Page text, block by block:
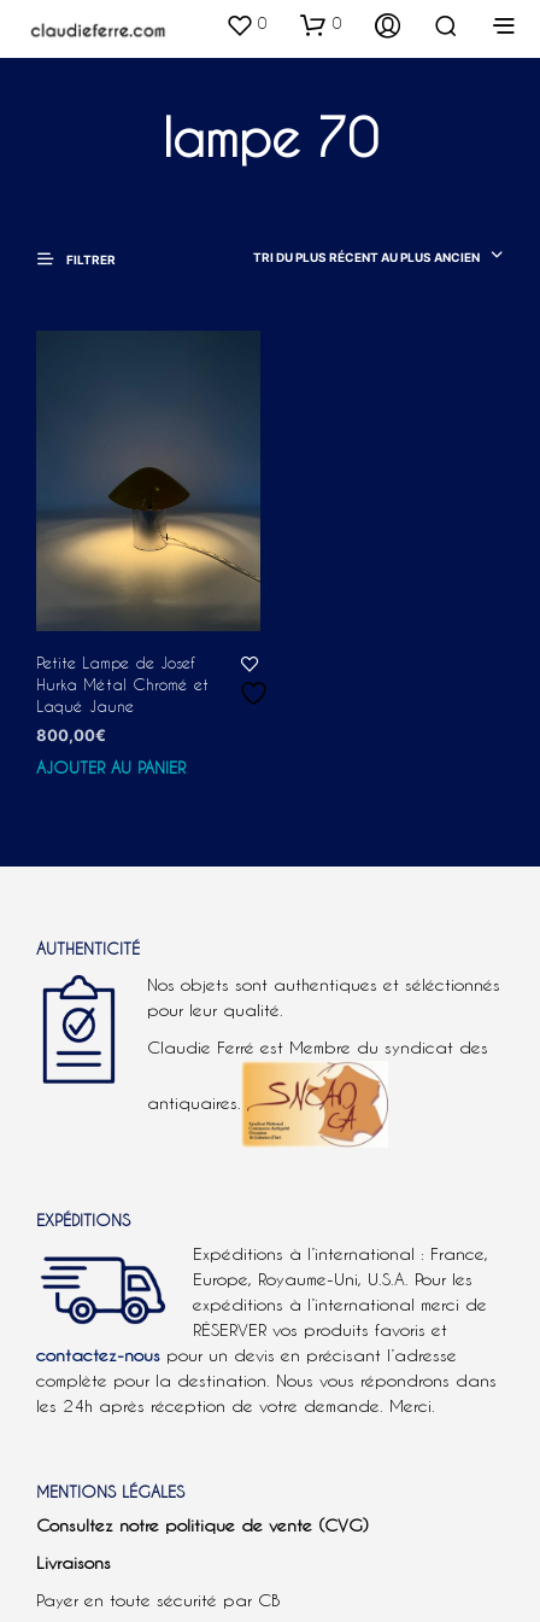
0 0
lampe 70
FILTRER TRI DU PLUS RÉCENT AU PLUS ANCIEN
Petite Lampe de Josef
Hurka Métal Chromé et
Laqué Jaune
800,00€
AJOUTER AU PANIER
AUTHENTICITÉ
Nos objets sont authentiques et séléctionnés
pour leur qualité.
Claudie Ferré est Membre du syndicat des
antiquaires.
EXPÉDITIONS
Expéditions à l’international : France,
Europe, Royaume-Uni, U.S.A. Pour les
expéditions à l’international merci de
RÉSERVER vos produits favoris et
contactez-nous pour un devis en précisant l’adresse
complète pour la destination. Nous vous répondrons dans
les 24h après réception de votre demande. Merci.
MENTIONS LÉGALES
Consultez notre politique de vente (CVG)
Livraisons
Payer en toute sécurité par CB